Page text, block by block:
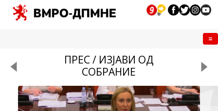
ПРЕС / ИЗЈАВИ ОД
СОБРАНИЕ